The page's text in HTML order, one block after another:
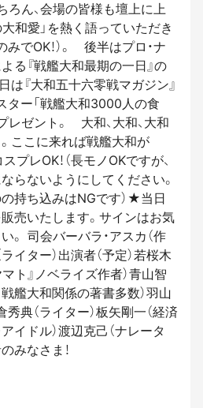
ろん、会場の皆様も壇上に上
大和愛」を熱く語っていただき
みでOK！）。 後半はプロ・ナ
る『戦艦大和最期の一日』の
『大和五十六零戦マガジン』
ター「戦艦大和3000人の食
レゼント。 大和、大和、大和
ここに来れば戦艦大和が
プレOK！（長モノOKですが、
らないようにしてください。
持ち込みはNGです）★当日
売いたします。サインはお気
。 司会バーバラ・アスカ（作
ライター）出演者（予定）若桜木
ト』ノベライズ作者）青山智
艦大和関係の著書多数）羽山
秀典（ライター）板矢剛一（経済
イドル）渡辺克己（ナレータ
みなさま！